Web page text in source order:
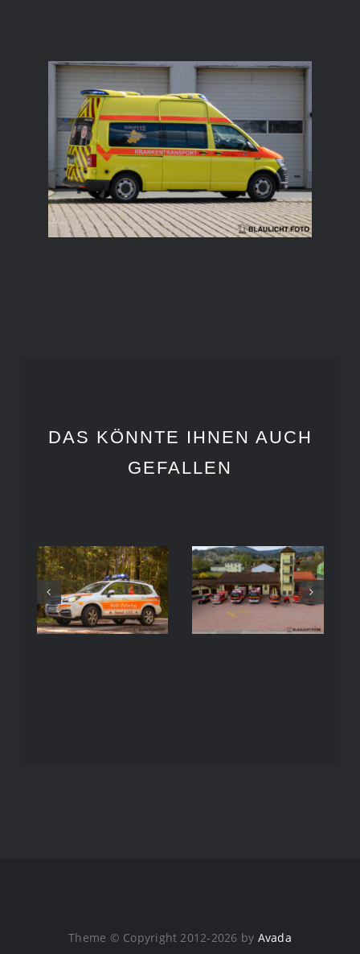
DAS KÖNNTE IHNEN AUCH
GEFALLEN
Bergwacht
Arnbruck
Freiwillige
Feuerwehr
Arnbruck
Theme © Copyright 2012-2026 by Avada